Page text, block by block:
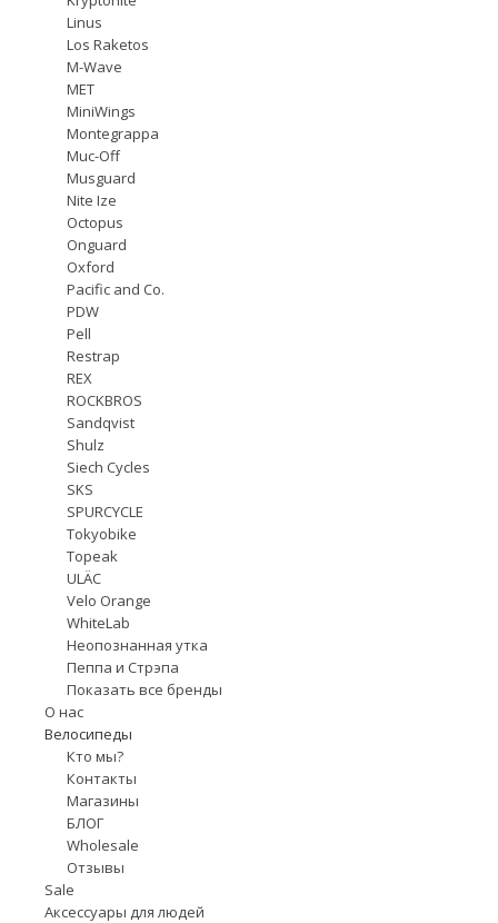
Linus
Los Raketos
M-Wave
MET
MiniWings
Montegrappa
Muc-Off
Musguard
Nite Ize
Octopus
Onguard
Oxford
Pacific and Co.
PDW
Pell
Restrap
REX
ROCKBROS
Sandqvist
Shulz
Siech Cycles
SKS
SPURCYCLE
Tokyobike
Topeak
ULÄC
Velo Orange
WhiteLab
Неопознанная утка
Пеппа и Стрэпа
Показать все бренды
О нас
Велосипеды
Кто мы?
Контакты
Магазины
БЛОГ
Wholesale
Отзывы
Sale
Аксессуары для людей